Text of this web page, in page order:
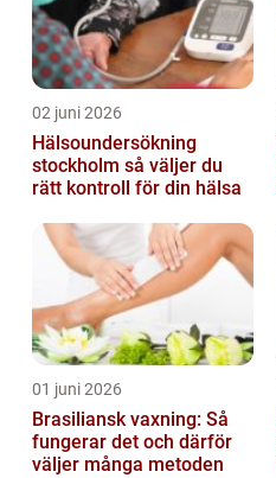
02 juni 2026
Hälsoundersökning
stockholm så väljer du
rätt kontroll för din hälsa
01 juni 2026
Brasiliansk vaxning: Så
fungerar det och därför
väljer många metoden